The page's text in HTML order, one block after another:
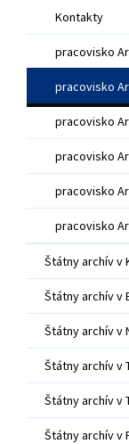
Kontakty
pracovisko
pracovisko
pracovisko
pracovisko
pracovisko
pracovisko
Štátny archív v
Štátny archív v
Štátny archív v
Štátny archív v
Štátny archív v
Štátny archív v